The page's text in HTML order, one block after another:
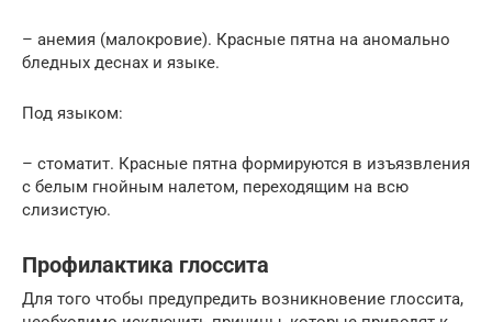
– анемия (малокровие). Красные пятна на аномально
бледных деснах и языке.
Под языком:
– стоматит. Красные пятна формируются в изъязвления
с белым гнойным налетом, переходящим на всю
слизистую.
Профилактика глоссита
Для того чтобы предупредить возникновение глоссита,